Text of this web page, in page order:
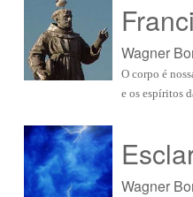
Wagner
O corpo é
e os espíritos
Wagner